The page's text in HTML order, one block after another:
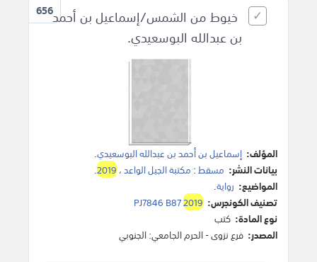
656خيوط من الشمس/إسماعيل بن أحمد
بن عبدالله البوسعيدي.
المؤلف: إسماعيل بن أحمد بن عبدالله البوسعيدي.
بيانات النشر: مسقط: مكتبة الجيل الواعد،2019
.
المواضيع: رواية.
تصنيف الكونجرس:
PJ7846 B872019
نوع المادة: كتب
المصدر: فرع نزوى - الحرم الجامعي: الجنوبي